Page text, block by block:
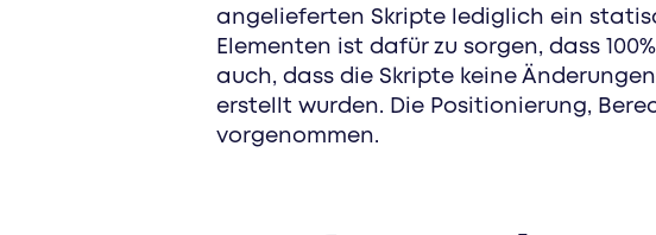
angelieferten Skripte lediglich ein
Elementen ist dafür zu sorgen, dass
auch, dass die Skripte keine
erstellt wurden. Die Positionierung,
vorgenommen.